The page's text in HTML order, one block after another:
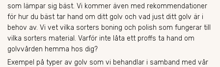
som lämpar sig bäst. Vi kommer även med rekommendationer
för hur du bäst tar hand om ditt golv och vad just ditt golv är i
behov av. Vi vet vilka sorters boning och polish som fungerar till
vilka sorters material. Varför inte låta ett proffs ta hand om
golvvården hemma hos dig?
Exempel på typer av golv som vi behandlar i samband med vår